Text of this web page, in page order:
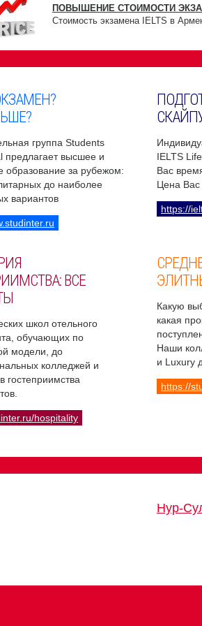
ПОВЫШЕНИЕ СТОИМОСТИ
Стоимость экзамена IELTS в
группа Students
предлагает высшее и
образование за рубежом:
до наиболее
вариантов
IELTS
Вас
Цена Вас
https://
ВСЕ
школ отельного
обучающих по
модели, до
колледжей и
гостеприимства
hospitality
Какую
какая
Наши
и Luxury
https://
Нур-